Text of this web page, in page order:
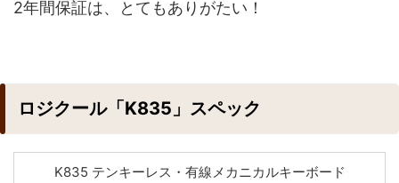
2年間保証は、とてもありがたい！
ロジクール「K835」スペック
K835 テンキーレス・有線メカニカルキーボード